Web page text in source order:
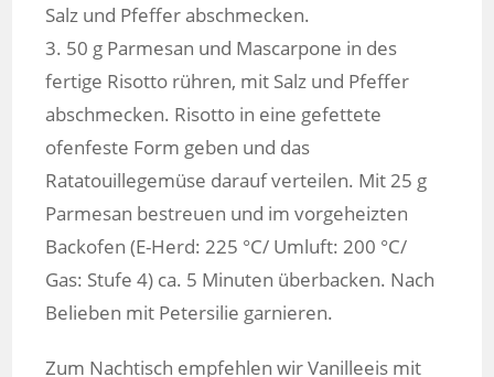
Salz und Pfeffer abschmecken.
3. 50 g Parmesan und Mascarpone in des
fertige Risotto rühren, mit Salz und Pfeffer
abschmecken. Risotto in eine gefettete
ofenfeste Form geben und das
Ratatouillegemüse darauf verteilen. Mit 25 g
Parmesan bestreuen und im vorgeheizten
Backofen (E-Herd: 225 °C/ Umluft: 200 °C/
Gas: Stufe 4) ca. 5 Minuten überbacken. Nach
Belieben mit Petersilie garnieren.
Zum Nachtisch empfehlen wir Vanilleeis mit